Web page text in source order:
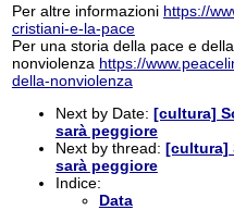
Per altre informazioni https://
cristiani-e-la-pace
Per una storia della pace e della
nonviolenza https://
della-nonviolenza
Next by Date: [cultura]
sarà peggiore
Next by thread: [cultura]
sarà peggiore
Indice:
Data